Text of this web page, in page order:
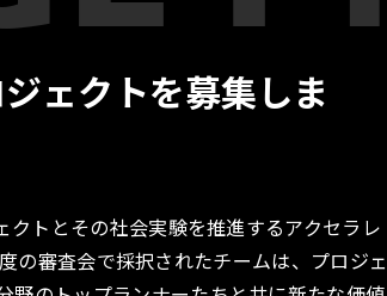
ェクトを募集しま
トとその社会実験を推進するアクセラレ
の審査会で採択されたチームは、プロジェ